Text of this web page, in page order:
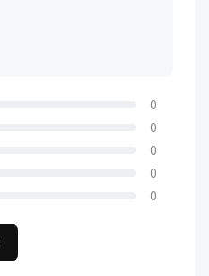
0
0
0
0
0